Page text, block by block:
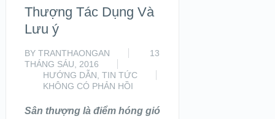
Thượng Tác Dụng Và
Lưu ý
BY TRANTHAONGAN
13
THÁNG SÁU, 2016
HƯỚNG DẪN TIN TỨC
KHÔNG CÓ PHẢN HỒI
Sân thượng là điểm hóng gió